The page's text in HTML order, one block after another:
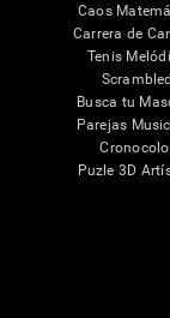
Caos
Carrera de
Tenis
Scrambled
Busca tu
Parejas
Puzle 3D